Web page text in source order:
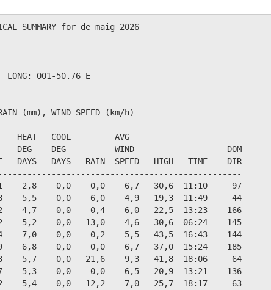
SUMMARY for de maig 2026
001-50.76 E
(mm), WIND SPEED (km/h)
HEAT   COOL         AVG
DEG    DEG          WIND                   DOM
DAYS   DAYS   RAIN  SPEED   HIGH   TIME    DIR
2,8    0,0    0,0    6,7   30,6  11:10     97
5,5    0,0    6,0    4,9   19,3  11:49     44
4,7    0,0    0,4    6,0   22,5  13:23    166
5,2    0,0   13,0    4,6   30,6  06:24    145
7,0    0,0    0,2    5,5   43,5  16:43    144
6,8    0,0    0,0    6,7   37,0  15:24    185
5,7    0,0   21,6    9,3   41,8  18:06     64
5,3    0,0    0,0    6,5   20,9  13:21    136
5,4    0,0   12,2    7,0   25,7  18:17     63